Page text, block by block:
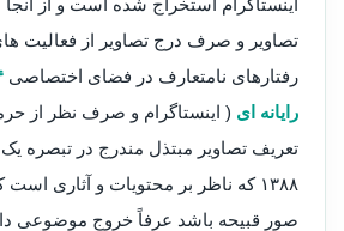
اینستاگرام استخراج شده است و از آنجا
تصاویر و صرف درج تصاویر از فعالیت های
رفتارهای نامتعارف در فضای اختصاصی
رایانه ای ( اینستاگرام و صرف نظر از
۱۳۸۸ که ناظر بر محتویات و آثاری
صور قبیحه باشد عرفاً خروج موضوعی